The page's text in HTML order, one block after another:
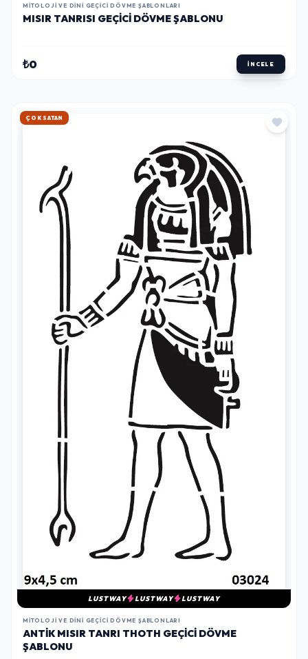
MITOLOJI VE DINI GEÇICI DÖVME ŞABLONLARI
MISIR TANRISI GEÇICI DÖVME ŞABLONU
₺0 İNCELE
HIZLI KARGO
LUSTWAY LUSTWAY LUSTWAY
MITOLOJI VE DINI GEÇICI DÖVME ŞABLONLARI
ANTIK MISIR TANRI THOTH GEÇICI DÖVME
ŞABLONU